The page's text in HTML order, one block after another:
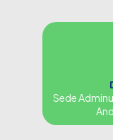
Sede